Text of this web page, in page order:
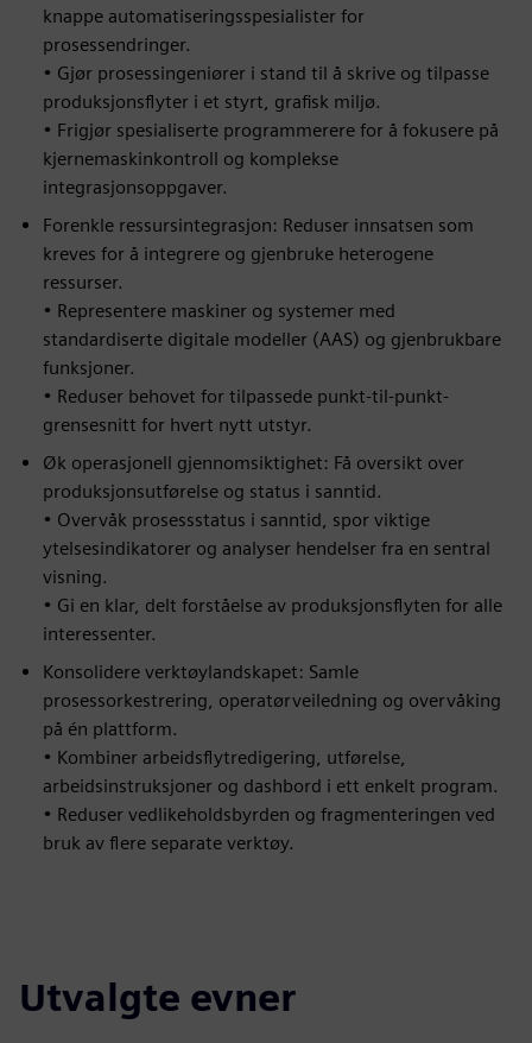
knappe automatiseringsspesialister for
prosessendringer.
• Gjør prosessingeniører i stand til å skrive og tilpasse
produksjonsflyter i et styrt, grafisk miljø.
• Frigjør spesialiserte programmerere for å fokusere på
kjernemaskinkontroll og komplekse
integrasjonsoppgaver.
Forenkle ressursintegrasjon: Reduser innsatsen som
kreves for å integrere og gjenbruke heterogene
ressurser.
• Representere maskiner og systemer med
standardiserte digitale modeller (AAS) og gjenbrukbare
funksjoner.
• Reduser behovet for tilpassede punkt-til-punkt-
grensesnitt for hvert nytt utstyr.
Øk operasjonell gjennomsiktighet: Få oversikt over
produksjonsutførelse og status i sanntid.
• Overvåk prosessstatus i sanntid, spor viktige
ytelsesindikatorer og analyser hendelser fra en sentral
visning.
• Gi en klar, delt forståelse av produksjonsflyten for alle
interessenter.
Konsolidere verktøylandskapet: Samle
prosessorkestrering, operatørveiledning og overvåking
på én plattform.
• Kombiner arbeidsflytredigering, utførelse,
arbeidsinstruksjoner og dashbord i ett enkelt program.
• Reduser vedlikeholdsbyrden og fragmenteringen ved
bruk av flere separate verktøy.
Utvalgte evner